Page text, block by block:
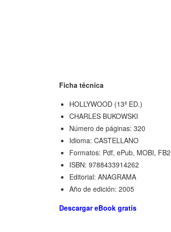
Ficha técnica
HOLLYWOOD (13ª ED.)
CHARLES BUKOWSKI
Número de páginas: 320
Idioma: CASTELLANO
Formatos: Pdf, ePub, MOBI, FB2
ISBN: 9788433914262
Editorial: ANAGRAMA
Año de edición: 2005
Descargar eBook gratis